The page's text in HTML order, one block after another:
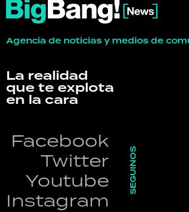
Agencia de noticias y medios de
La realidad
que te explota
en la cara
Facebook
Twitter
Youtube
Instagram
SEGUINOS